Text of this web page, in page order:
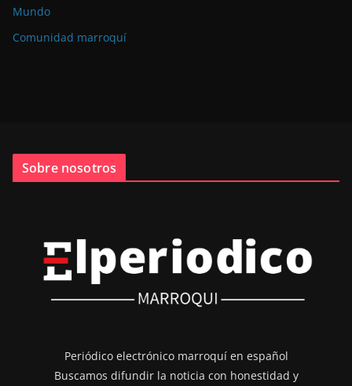
Mundo
Comunidad marroquí
Sobre nosotros
Periódico electrónico marroquí en español
Buscamos difundir la noticia con honestidad y